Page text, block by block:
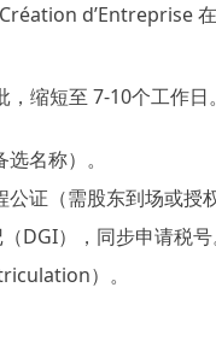
d’Entreprise
，缩短至 7-10个工作日
名称）。
证（需股东到场或授
DGI），同步申请税
）。